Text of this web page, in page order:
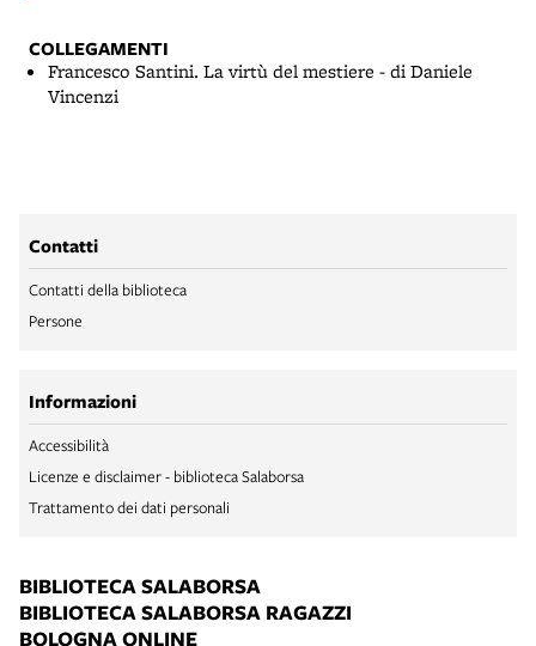
COLLEGAMENTI
Francesco Santini. La virtù del mestiere - di Daniele
Vincenzi
Contatti
Contatti della biblioteca
Persone
Informazioni
Accessibilità
Licenze e disclaimer - biblioteca Salaborsa
Trattamento dei dati personali
BIBLIOTECA SALABORSA
BIBLIOTECA SALABORSA RAGAZZI
BOLOGNA ONLINE